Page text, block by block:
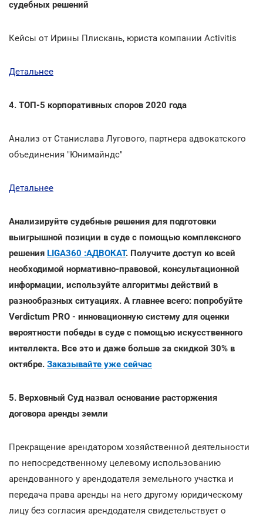
судебных решений
Кейсы от Ирины Плискань, юриста компании Activitis
Детальнее
4. ТОП-5 корпоративных споров 2020 года
Анализ от Станислава Лугового, партнера адвокатского
объединения "Юнимайндс"
Детальнее
Анализируйте судебные решения для подготовки
выигрышной позиции в суде с помощью комплексного
решения LIGA360 :АДВОКАТ. Получите доступ ко всей
необходимой нормативно-правовой, консультационной
информации, используйте алгоритмы действий в
разнообразных ситуациях. А главнее всего: попробуйте
Verdictum PRO - инновационную систему для оценки
вероятности победы в суде с помощью искусственного
интеллекта. Все это и даже больше за скидкой 30% в
октябре. Заказывайте уже сейчас
5. Верховный Суд назвал основание расторжения
договора аренды земли
Прекращение арендатором хозяйственной деятельности
по непосредственному целевому использованию
арендованного у арендодателя земельного участка и
передача права аренды на него другому юридическому
лицу без согласия арендодателя свидетельствует о